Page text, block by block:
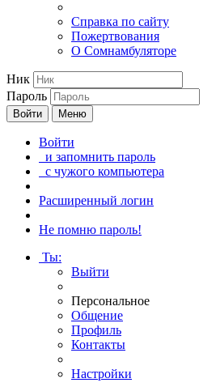
Справка по сайту
Пожертвования
О Сомнамбуляторе
Ник
Пароль
Войти Меню
Войти
и запомнить пароль
с чужого компьютера
Расширенный логин
Не помню пароль!
Ты:
Выйти
Персональное
Общение
Профиль
Контакты
Настройки